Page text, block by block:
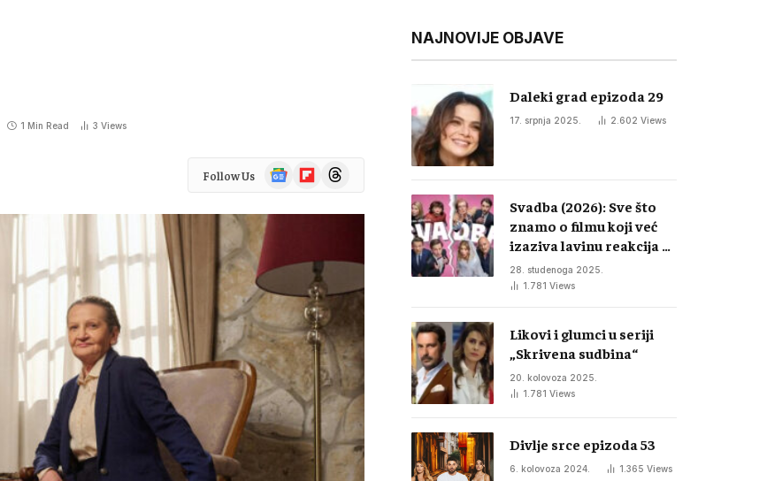
1 Min Read 3 Views
Follow Us
Google
News
FlipboardThreads
NAJNOVIJE OBJAVE
Daleki grad epizoda 29
17. srpnja 2025. 2.602 Views
Svadba (2026): Sve što
znamo o filmu koji već
izaziva lavinu reakcija u
regiji
28. studenoga 2025.
1.781 Views
Likovi i glumci u seriji
„Skrivena sudbina“
20. kolovoza 2025.
1.781 Views
Divlje srce epizoda 53
6. kolovoza 2024. 1.365 Views